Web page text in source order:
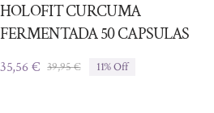
HOLOFIT CURCUMA
FERMENTADA 50 CAPSULAS
39,95€El
35,56€
El
11% Off